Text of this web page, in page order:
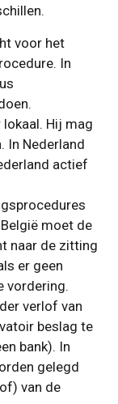
voor het
In
Hij mag
In Nederland
actief
moet de
naar de zitting
er geen
vordering.
verlof van
beslag te
bank). In
gelegd
van de